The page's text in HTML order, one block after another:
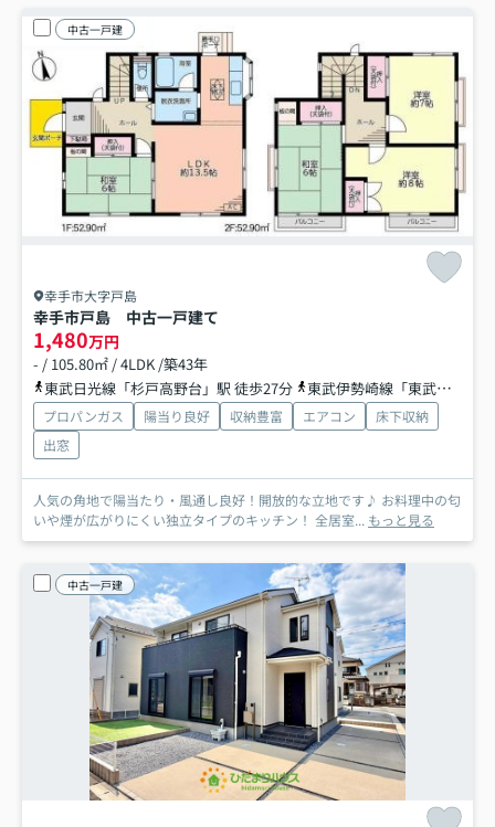
中古一戸建
幸手市大字戸島
幸手市戸島 中古一戸建て
1,480万円
- / 105.80㎡ / 4LDK /築43年
東武日光線「杉戸高野台」駅 徒歩27分
東武伊勢崎線「東武動物公園」駅 徒歩33分
プロパンガス 陽当り良好 収納豊富 エアコン
床下収納
出窓
人気の角地で陽当たり・風通し良好！開放的な立地です♪ お料理中の匂
いや煙が広がりにくい独立タイプのキッチン！ 全居室... もっと見る
中古一戸建